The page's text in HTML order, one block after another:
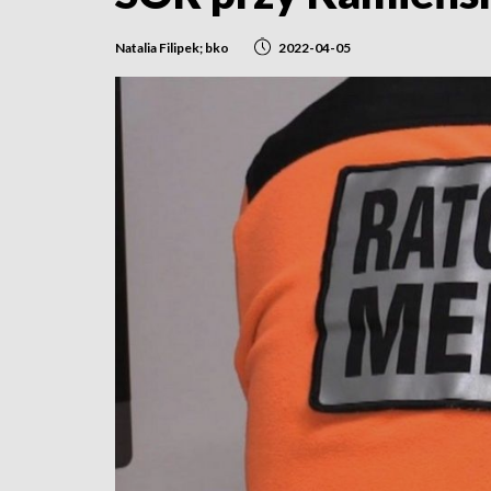
Natalia Filipek; bko 2022-04-05